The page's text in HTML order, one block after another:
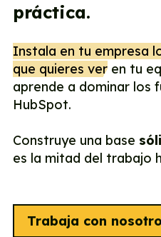
práctica.
Instala en tu empresa
que quieres ver en tu
aprende a dominar los
HubSpot.
Construye una base
es la mitad del trabajo
Trabaja con